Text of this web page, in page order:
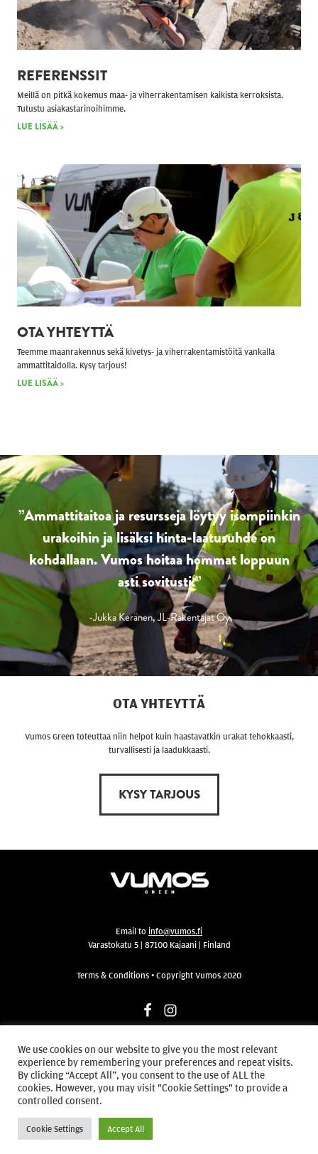
REFERENSSIT
Meillä on pitkä kokemus maa- ja viherrakentamisen kaikista kerroksista.
Tutustu asiakastarinoihimme.
LUE LISÄÄ >
OTA YHTEYTTÄ
Teemme maanrakennus sekä kivetys- ja viherrakentamistöitä vankalla
ammattitaidolla. Kysy tarjous!
LUE LISÄÄ >
”Ammattitaitoaja resursseja löytyy isompiinkin
urakoihin ja lisäksihinta-laatusuhdeon
kohdallaan. Vumos hoitaa hommat loppuun
asti sovitusti.”
-Jukka Keränen, JL-Rakentajat Oy
OTA YHTEYTTÄ
Vumos Green toteuttaa niin helpot kuin haastavatkin urakat tehokkaasti,
turvallisesti ja laadukkaasti.
KYSY TARJOUS
Email to info@vumos.fi
Varastokatu 5 | 87100 Kajaani | Finland
Terms & Conditions • Copyright Vumos 2020
Facebook
We use cookies on our website to give you the most relevant
experience by remembering your preferences and repeat visits.
By clicking “Accept All”, you consent to the use of ALL the
cookies. However, you may visit "Cookie Settings" to provide a
controlled consent.
Cookie Settings Accept All